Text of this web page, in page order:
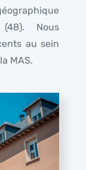
Nous
au sein
MAS.